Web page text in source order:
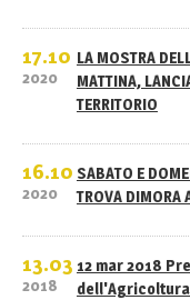
17.10
2020
LA MOSTRA
MATTINA,
TERRITORIO
16.10
2020
SABATO E
TROVA DIMORA
13.03
2018
12 mar 2018